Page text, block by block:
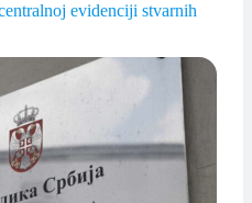
evidenciji stvarnih